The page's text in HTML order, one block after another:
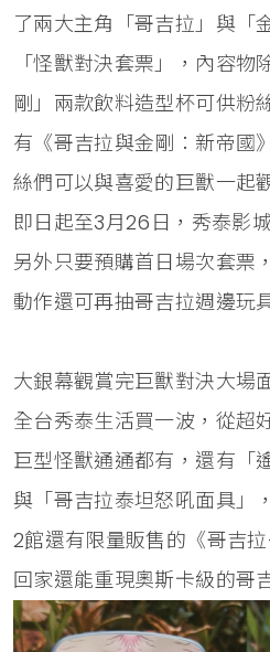
了兩大主角「哥吉拉」與「
「怪獸對決套票」，內容
剛」兩款飲料造型杯可供粉
有《哥吉拉與金剛：新帝國
絲們可以與喜愛的巨獸一起
即日起至3月26日，秀泰影
另外只要預購首日場次套票
動作還可再抽哥吉拉週邊玩
大銀幕觀賞完巨獸對決大場
全台秀泰生活買一波，從超
巨型怪獸通通都有，還有「
與「哥吉拉泰坦怒吼面具」
2館還有限量販售的《哥吉
回家還能重現奧斯卡級的哥